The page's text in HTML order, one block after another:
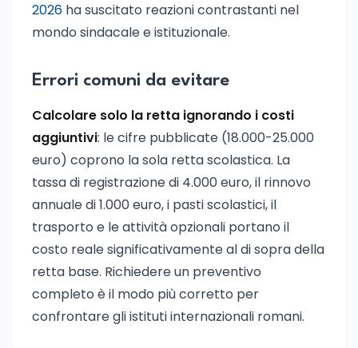
2026 ha suscitato reazioni contrastanti nel
mondo sindacale e istituzionale.
Errori comuni da evitare
Calcolare solo la retta ignorando i costi
aggiuntivi: le cifre pubblicate (18.000-25.000
euro) coprono la sola retta scolastica. La
tassa di registrazione di 4.000 euro, il rinnovo
annuale di 1.000 euro, i pasti scolastici, il
trasporto e le attività opzionali portano il
costo reale significativamente al di sopra della
retta base. Richiedere un preventivo
completo è il modo più corretto per
confrontare gli istituti internazionali romani.